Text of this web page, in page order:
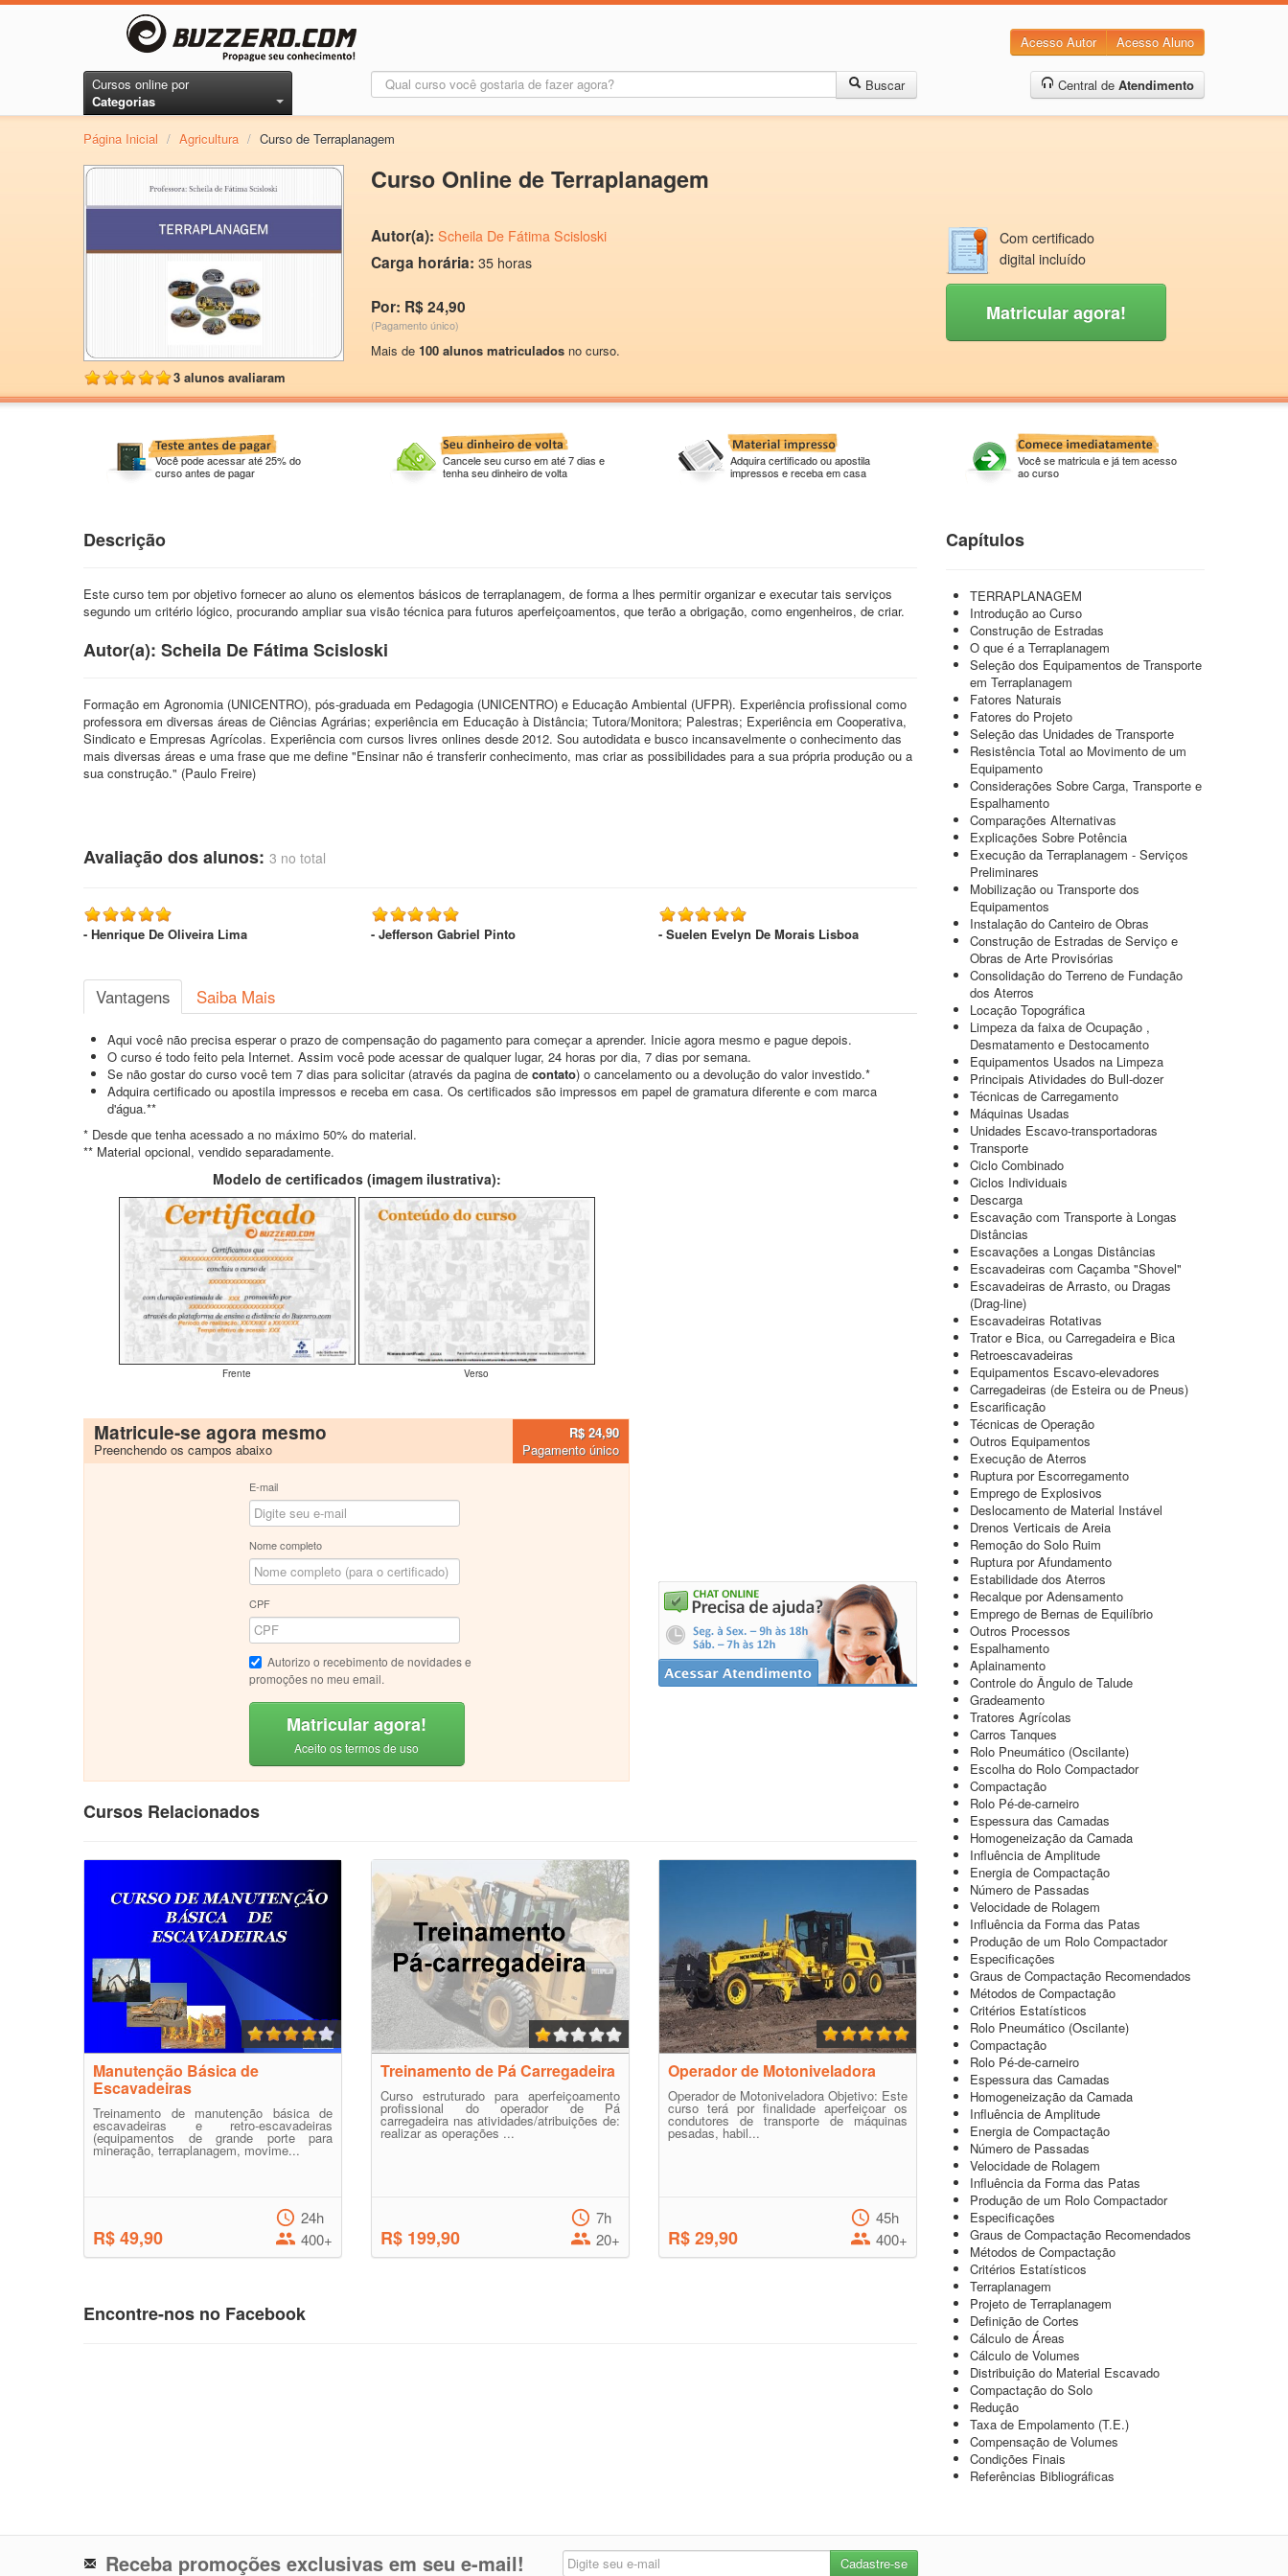
Acesso Autor Acesso Aluno
Cursos online por
Categorias
Buscar Central de Atendimento
Página Inicial / Agricultura / Curso de Terraplanagem
3 alunos avaliaram
Curso Online de Terraplanagem
Autor(a): Scheila De Fátima Scisloski
Carga horária: 35 horas
Por: R$ 24,90
(Pagamento único)
Mais de 100 alunos matriculados no curso.
Com certificado
digital incluído
Matricular agora!
Você pode acessar até 25% do
curso antes de pagar
Cancele seu curso em até 7 dias e
tenha seu dinheiro de volta
Adquira certificado ou apostila
impressos e receba em casa
Você se matricula e já tem acesso
ao curso
Descrição
Este curso tem por objetivo fornecer ao aluno os elementos básicos de terraplanagem, de forma a lhes permitir organizar e executar tais serviços
segundo um critério lógico, procurando ampliar sua visão técnica para futuros aperfeiçoamentos, que terão a obrigação, como engenheiros, de criar.
Autor(a): Scheila De Fátima Scisloski
Formação em Agronomia (UNICENTRO), pós-graduada em Pedagogia (UNICENTRO) e Educação Ambiental (UFPR). Experiência profissional como
professora em diversas áreas de Ciências Agrárias; experiência em Educação à Distância; Tutora/Monitora; Palestras; Experiência em Cooperativa,
Sindicato e Empresas Agrícolas. Experiência com cursos livres onlines desde 2012. Sou autodidata e busco incansavelmente o conhecimento das
mais diversas áreas e uma frase que me define "Ensinar não é transferir conhecimento, mas criar as possibilidades para a sua própria produção ou a
sua construção." (Paulo Freire)
Avaliação dos alunos: 3 no total
- Henrique De Oliveira Lima - Jefferson Gabriel Pinto - Suelen Evelyn De Morais Lisboa
Vantagens Saiba Mais
Aqui você não precisa esperar o prazo de compensação do pagamento para começar a aprender. Inicie agora mesmo e pague depois.
O curso é todo feito pela Internet. Assim você pode acessar de qualquer lugar, 24 horas por dia, 7 dias por semana.
Se não gostar do curso você tem 7 dias para solicitar (através da pagina de contato) o cancelamento ou a devolução do valor investido.*
Adquira certificado ou apostila impressos e receba em casa. Os certificados são impressos em papel de gramatura diferente e com marca
d'água.**
* Desde que tenha acessado a no máximo 50% do material.
** Material opcional, vendido separadamente.
Modelo de certificados (imagem ilustrativa):
Frente Verso
Matricule-se agora mesmo
Preenchendo os campos abaixo
R$ 24,90
Pagamento único
E-mail
Nome completo
CPF
Autorizo o recebimento de novidades e
promoções no meu email.
Matricular agora!
Aceito os termos de uso
Cursos Relacionados
Manutenção Básica de
Escavadeiras
Treinamento de manutenção básica de
escavadeiras e retro-escavadeiras
(equipamentos de grande porte para
mineração, terraplanagem, movime...
R$ 49,90
24h
400+
Treinamento de Pá Carregadeira
Curso estruturado para aperfeiçoamento
profissional do operador de Pá
carregadeira nas atividades/atribuições de:
realizar as operações ...
R$ 199,90
7h
20+
Operador de Motoniveladora
Operador de Motoniveladora Objetivo: Este
curso terá por finalidade aperfeiçoar os
condutores de transporte de máquinas
pesadas, habil...
R$ 29,90
45h
400+
Encontre-nos no Facebook
Capítulos
TERRAPLANAGEM
Introdução ao Curso
Construção de Estradas
O que é a Terraplanagem
Seleção dos Equipamentos de Transporte
em Terraplanagem
Fatores Naturais
Fatores do Projeto
Seleção das Unidades de Transporte
Resistência Total ao Movimento de um
Equipamento
Considerações Sobre Carga, Transporte e
Espalhamento
Comparações Alternativas
Explicações Sobre Potência
Execução da Terraplanagem - Serviços
Preliminares
Mobilização ou Transporte dos
Equipamentos
Instalação do Canteiro de Obras
Construção de Estradas de Serviço e
Obras de Arte Provisórias
Consolidação do Terreno de Fundação
dos Aterros
Locação Topográfica
Limpeza da faixa de Ocupação ,
Desmatamento e Destocamento
Equipamentos Usados na Limpeza
Principais Atividades do Bull-dozer
Técnicas de Carregamento
Máquinas Usadas
Unidades Escavo-transportadoras
Transporte
Ciclo Combinado
Ciclos Individuais
Descarga
Escavação com Transporte à Longas
Distâncias
Escavações a Longas Distâncias
Escavadeiras com Caçamba "Shovel"
Escavadeiras de Arrasto, ou Dragas
(Drag-line)
Escavadeiras Rotativas
Trator e Bica, ou Carregadeira e Bica
Retroescavadeiras
Equipamentos Escavo-elevadores
Carregadeiras (de Esteira ou de Pneus)
Escarificação
Técnicas de Operação
Outros Equipamentos
Execução de Aterros
Ruptura por Escorregamento
Emprego de Explosivos
Deslocamento de Material Instável
Drenos Verticais de Areia
Remoção do Solo Ruim
Ruptura por Afundamento
Estabilidade dos Aterros
Recalque por Adensamento
Emprego de Bernas de Equilíbrio
Outros Processos
Espalhamento
Aplainamento
Controle do Ângulo de Talude
Gradeamento
Tratores Agrícolas
Carros Tanques
Rolo Pneumático (Oscilante)
Escolha do Rolo Compactador
Compactação
Rolo Pé-de-carneiro
Espessura das Camadas
Homogeneização da Camada
Influência de Amplitude
Energia de Compactação
Número de Passadas
Velocidade de Rolagem
Influência da Forma das Patas
Produção de um Rolo Compactador
Especificações
Graus de Compactação Recomendados
Métodos de Compactação
Critérios Estatísticos
Rolo Pneumático (Oscilante)
Compactação
Rolo Pé-de-carneiro
Espessura das Camadas
Homogeneização da Camada
Influência de Amplitude
Energia de Compactação
Número de Passadas
Velocidade de Rolagem
Influência da Forma das Patas
Produção de um Rolo Compactador
Especificações
Graus de Compactação Recomendados
Métodos de Compactação
Critérios Estatísticos
Terraplanagem
Projeto de Terraplanagem
Definição de Cortes
Cálculo de Áreas
Cálculo de Volumes
Distribuição do Material Escavado
Compactação do Solo
Redução
Taxa de Empolamento (T.E.)
Compensação de Volumes
Condições Finais
Referências Bibliográficas
Receba promoções exclusivas em seu e-mail!